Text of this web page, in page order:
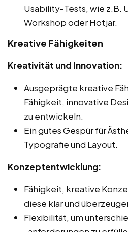
Usability-Tests, wie z.B.
Workshop oder Hotjar.
Kreative Fähigkeiten
Kreativität und Innovation:
Ausgeprägte kreative
Fähigkeit, innovative
zu entwickeln.
Ein gutes Gespür für
Typografie und Layout.
Konzeptentwicklung:
Fähigkeit, kreative
diese klar und
Flexibilität, um